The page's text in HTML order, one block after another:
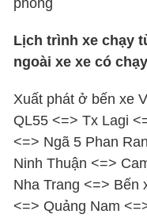
Lịch trình xe chạy
ngoài xe xe có
Xuất phát ở bến xe
QL55 <=> Tx Lagi
<=> Ngã 5 Phan
Ninh Thuận <=>
Nha Trang <=> Bến
<=> Quảng Nam